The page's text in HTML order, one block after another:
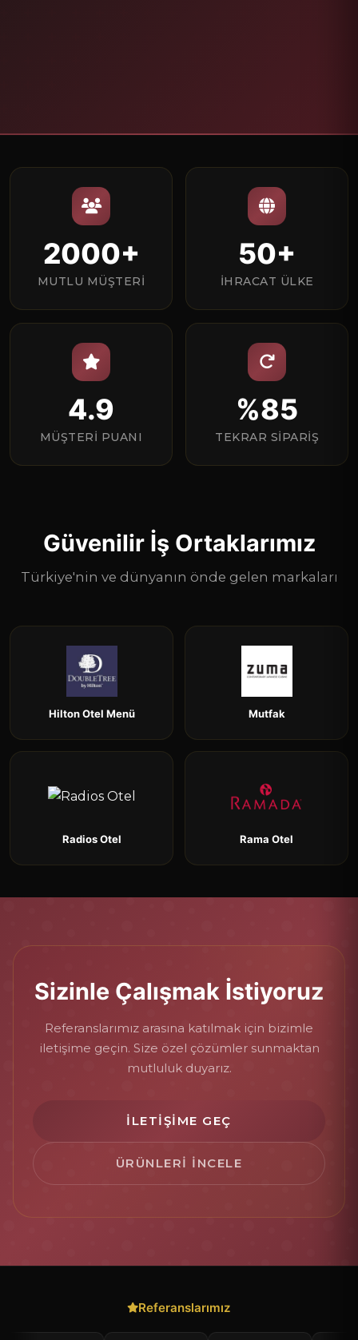
2000+
MUTLU MÜŞTERI
50+
İHRACAT ÜLKE
4.9
MÜŞTERI PUANI
%85
TEKRAR SIPARIŞ
Güvenilir İş Ortaklarımız
Türkiye'nin ve dünyanın önde gelen markaları
Hilton Otel Menü Mutfak
Radios Otel Rama Otel
Sizinle Çalışmak İstiyoruz
Referanslarımız arasına katılmak için bizimle
iletişime geçin. Size özel çözümler sunmaktan
mutluluk duyarız.
İLETIŞIME GEÇ
ÜRÜNLERI İNCELE
Referanslarımız